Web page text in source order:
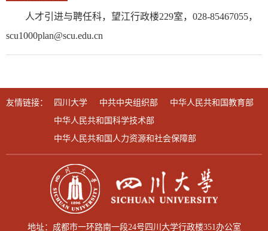
人才引进与聘任科，望江行政楼229室，028-85467055，
scu1000plan@scu.edu.cn
友情链接： 四川大学 中共中央组织部
中华人民共和国教育部
中华人民共和国科学技术部
中华人民共和国人力资源和社会保障部
地址：成都市一环路南一段24号四川大学行政楼351办公室